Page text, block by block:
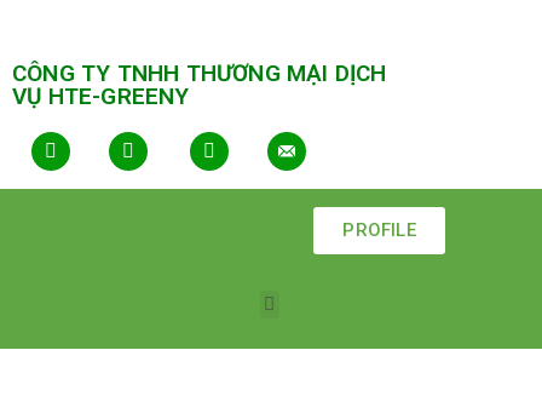
CÔNG TY TNHH THƯƠNG MẠI DỊCH
VỤ HTE-GREENY
PROFILE